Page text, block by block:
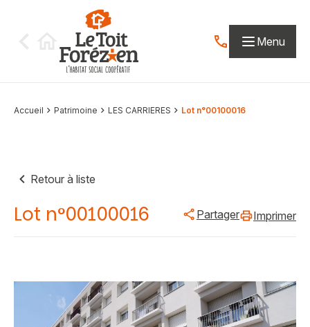
Contactez-nous
Menu
Accueil Patrimoine LES CARRIERES Lot n°00100016
Retour à liste
Lot n°00100016 Partager Imprimer